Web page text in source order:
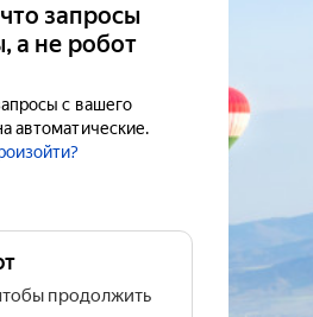
запросы
а не робот
с вашего
автоматические.
продолжить